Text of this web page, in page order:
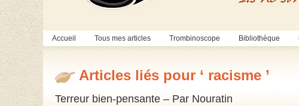
Accueil Tous mes articles Trombinoscope Bibliothèque
Articles liés pour ‘ racisme ’
Terreur bien-pensante – Par Nouratin